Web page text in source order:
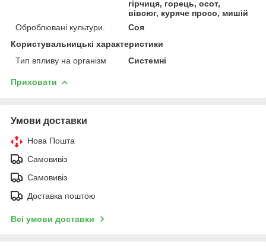
гірчиця, горець, осот,
вівсюг, куряче просо, мишій
Оброблювані культури.
Соя
Користувальницькі характеристики
Тип впливу на організм
Системні
Приховати
Умови доставки
Нова Пошта
Самовивіз
Самовивіз
Доставка поштою
Всі умови доставки